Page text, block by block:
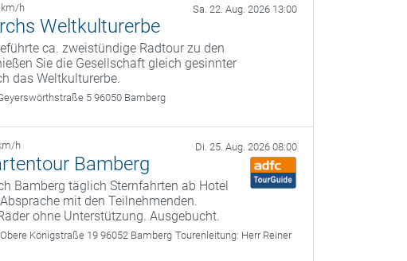
km/h Sa. 22. Aug. 2026 13:00
Weltkulturerbe
ca. zweistündige Radtour zu den
Sie die Gesellschaft gleich gesinnter
das Weltkulturerbe.
5 96050 Bamberg
h Di. 25. Aug. 2026 08:00
Bamberg
Bamberg täglich Sternfahrten ab Hotel
mit den Teilnehmenden.
ohne Unterstützung. Ausgebucht.
Königstraße 19 96052 Bamberg Tourenleitung: Herr Reiner